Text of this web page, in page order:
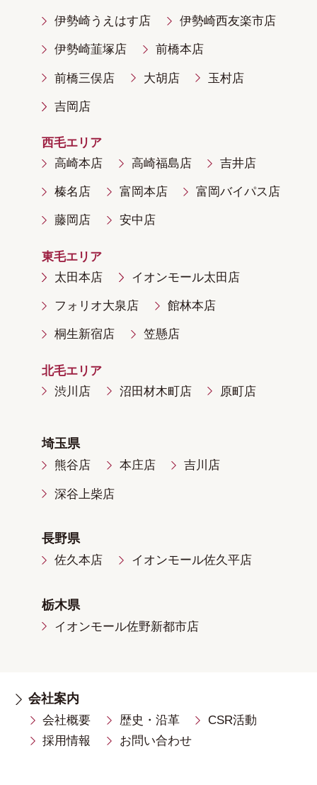
伊勢崎うえはす店 伊勢崎西友楽市店
伊勢崎韮塚店 前橋本店
前橋三俣店 大胡店 玉村店
吉岡店
西毛エリア
高崎本店
高崎福島店 吉井店
榛名店 富岡本店 富岡バイパス店
藤岡店 安中店
東毛エリア
太田本店
イオンモール太田店
フォリオ大泉店 館林本店
桐生新宿店 笠懸店
北毛エリア
渋川店
沼田材木町店 原町店
埼玉県
熊谷店 本庄店 吉川店
深谷上柴店
長野県
佐久本店 イオンモール佐久平店
栃木県
イオンモール佐野新都市店
会社案内
会社概要 歴史・沿革
CSR活動
採用情報
お問い合わせ